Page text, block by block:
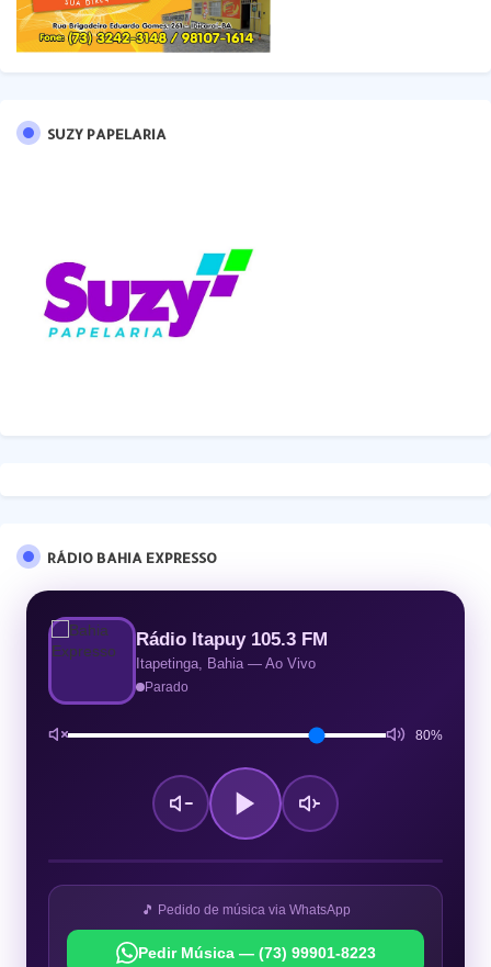
SUZY PAPELARIA
RÁDIO BAHIA EXPRESSO
Rádio Itapuy 105.3 FM
Itapetinga, Bahia — Ao Vivo
Parado
80%
🎵 Pedido de música via WhatsApp
Pedir Música — (73) 99901-8223